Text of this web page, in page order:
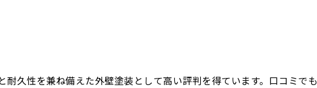
久性を兼ね備えた外壁塗装として高い評判を得ています。口コミでも